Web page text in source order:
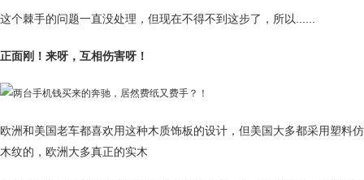
这个棘手的问题一直没处理，但现在不得不到这步了，所以......
正面刚！来呀，互相伤害呀！
欧洲和美国老车都喜欢用这种木质饰板的设计，但美国大多都采用塑料仿
木纹的，欧洲大多真正的实木